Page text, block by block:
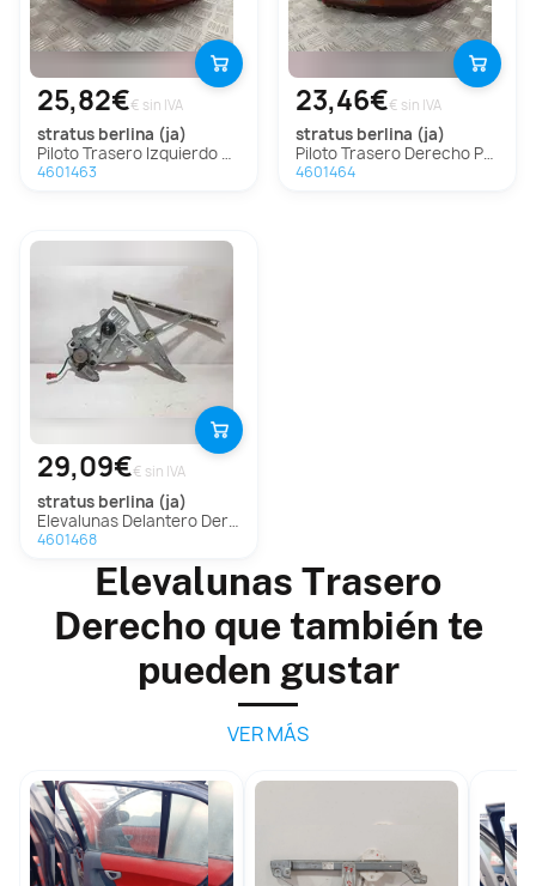
25,82€€ sin IVA
stratus berlina (ja)
Piloto Trasero Izquierdo Para Chrysler Stratus Berlina
4601463
23,46€€ sin IVA
stratus berlina (ja)
Piloto Trasero Derecho Para Chrysler Stratus Berlina
4601464
29,09€€ sin IVA
stratus berlina (ja)
Elevalunas Delantero Derecho Para Chrysler Stratus Berlina
4601468
Elevalunas Trasero
Derecho que también te
pueden gustar
VER MÁS